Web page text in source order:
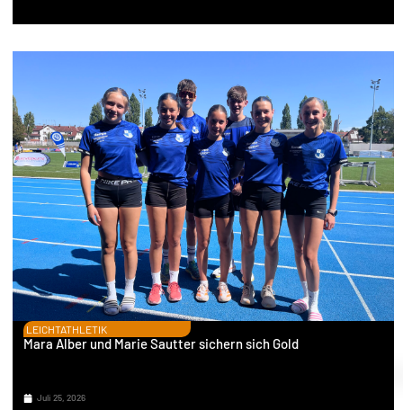
LEICHTATHLETIK
Mara Alber und Marie Sautter sichern sich Gold
Juli 25, 2026